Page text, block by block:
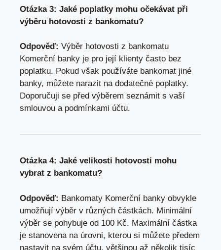
Otázka 3: Jaké poplatky mohu očekávat při
výběru hotovosti z bankomatu?
Odpověď: Výběr hotovosti z bankomatu
Komerční banky je pro její klienty často bez
poplatku. Pokud však používáte bankomat jiné
banky, můžete narazit na dodatečné poplatky.
Doporučuji se před výběrem seznámit s vaší
smlouvou a podmínkami účtu.
Otázka 4: Jaké velikosti hotovosti mohu
vybrat z bankomatu?
Odpověď: Bankomaty Komerční banky obvykle
umožňují výběr v různých částkách. Minimální
výběr se pohybuje od 100 Kč. Maximální částka
je stanovena na úrovni, kterou si můžete předem
nastavit na svém účtu, většinou až několik tisíc